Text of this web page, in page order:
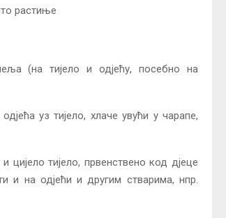
растиње
(на тијело и одјећу, посебно на
уз тијело, хлаче увући у чарапе,
цијело тијело, првенствено код дјеце
и на одјећи и другим стварима, нпр.